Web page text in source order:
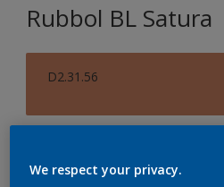
Rubbol BL Satura
D2.31.56
1L
We respect your privacy.